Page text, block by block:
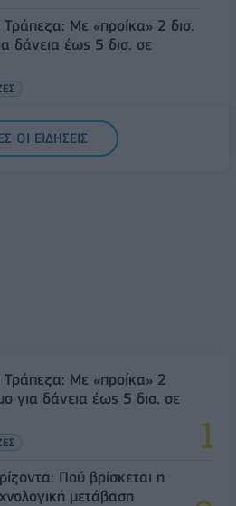
Τράπεζα: Με «προίκα» 2 δισ.
δάνεια έως 5 δισ. σε
Πού βρίσκεται η
μετάβαση
ΟΙ ΕΙΔΗΣΕΙΣ
Τράπεζα: Με «προίκα» 2
για δάνεια έως 5 δισ. σε
Πού βρίσκεται η
μετάβαση